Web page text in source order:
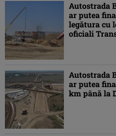
Autostrada
ar putea
legătura cu
oficiali
Autostrada
ar putea
km până la